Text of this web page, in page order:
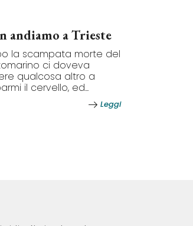
andiamo a Trieste
la scampata morte del
ci doveva
qualcosa altro a
il cervello, ed...
Leggi